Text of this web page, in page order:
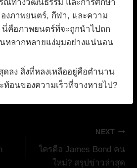
ณ์ทางวัฒนธรรม และการศึกษา
งภาพยนตร์, กีฬา, และความ
นี่คือภาพยนตร์ที่จะถูกนำไปถก
นหลากหลายแง่มุมอย่างแน่นอน
ดลง สิ่งที่หลงเหลืออยู่คือตำนาน
ท้อนของความเร็วที่จางหายไป?
NEXT
ใครคือ James Bond คน
ใหม่? สรุปข่าวล่าสุด